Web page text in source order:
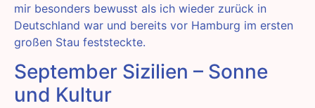
mir besonders bewusst als ich wieder zurück in
Deutschland war und bereits vor Hamburg im ersten
großen Stau feststeckte.
September Sizilien – Sonne
und Kultur